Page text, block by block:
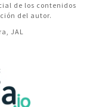
de los contenidos
del autor.
JAL